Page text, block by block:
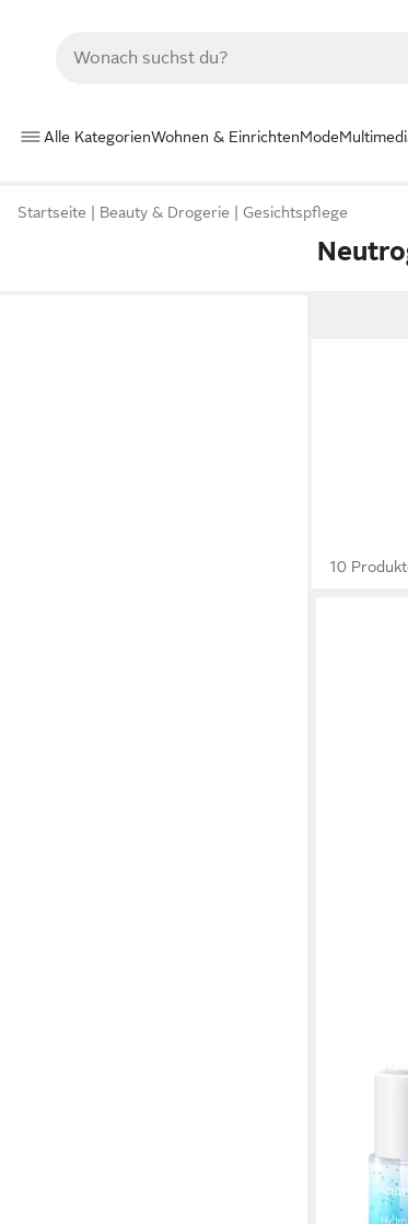
Alle KategorienWohnen & EinrichtenMode
Startseite Beauty & Drogerie Gesichtspflege
10